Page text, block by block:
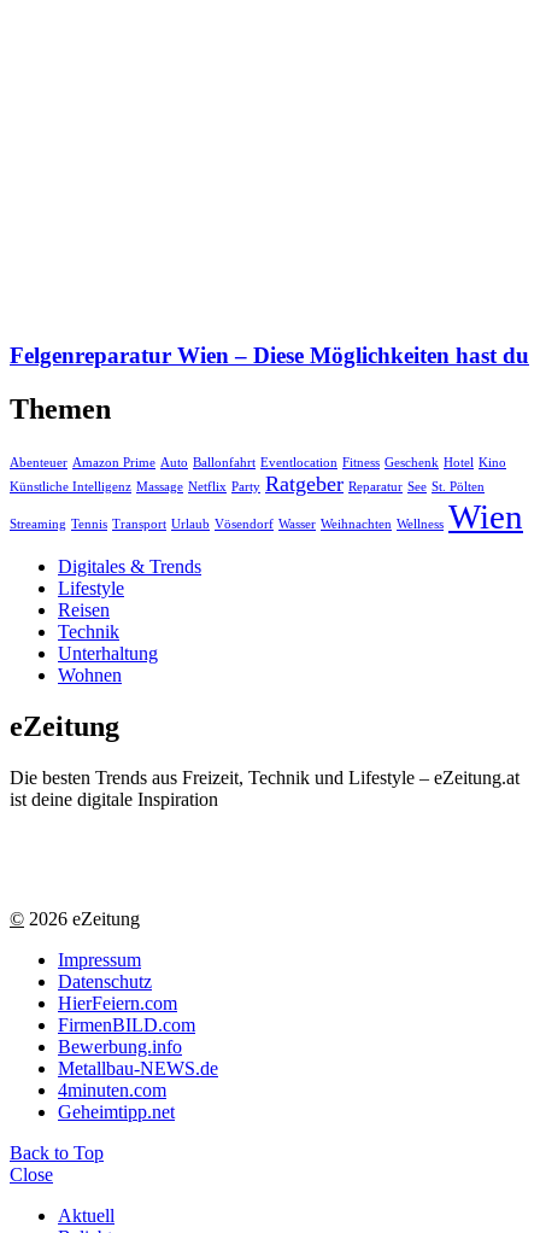
Felgenreparatur Wien – Diese Möglichkeiten hast du
Themen
Abenteuer Amazon Prime Auto Ballonfahrt Eventlocation Fitness Geschenk Hotel Kino
Künstliche Intelligenz Massage Netflix Party Ratgeber Reparatur See St. Pölten
Streaming Tennis Transport Urlaub Vösendorf Wasser Weihnachten Wellness Wien
Digitales & Trends
Lifestyle
Reisen
Technik
Unterhaltung
Wohnen
eZeitung
Die besten Trends aus Freizeit, Technik und Lifestyle – eZeitung.at
ist deine digitale Inspiration
© 2026 eZeitung
Impressum
Datenschutz
HierFeiern.com
FirmenBILD.com
Bewerbung.info
Metallbau-NEWS.de
4minuten.com
Geheimtipp.net
Back to Top
Close
Aktuell